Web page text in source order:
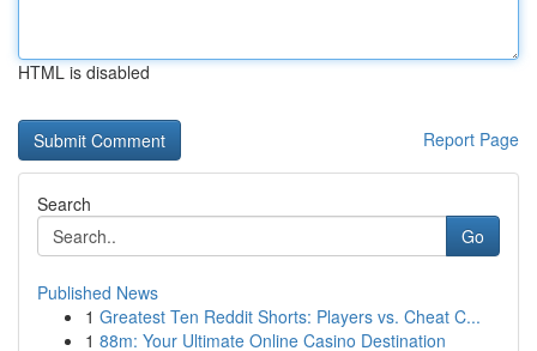
HTML is disabled
Report Page
Search
Go
Published News
1 Greatest Ten Reddit Shorts: Players vs. Cheat C...
1 88m: Your Ultimate Online Casino Destination